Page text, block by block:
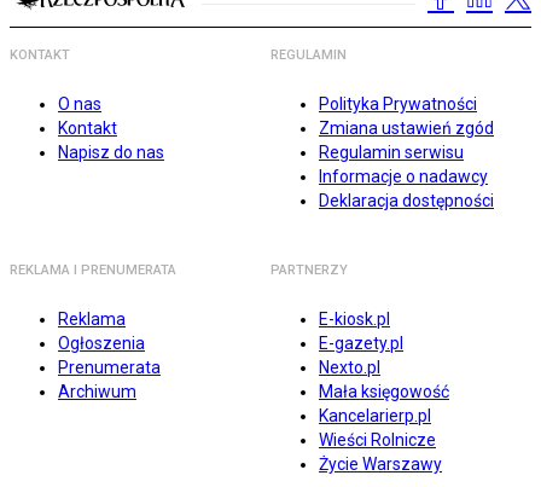
KONTAKT
O nas
Kontakt
Napisz do nas
REGULAMIN
Polityka Prywatności
Zmiana ustawień zgód
Regulamin serwisu
Informacje o nadawcy
Deklaracja dostępności
REKLAMA I PRENUMERATA
Reklama
Ogłoszenia
Prenumerata
Archiwum
PARTNERZY
E-kiosk.pl
E-gazety.pl
Nexto.pl
Mała księgowość
Kancelarierp.pl
Wieści Rolnicze
Życie Warszawy